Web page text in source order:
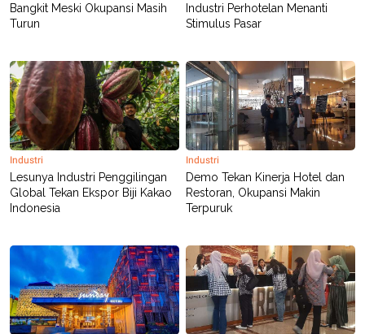
Bangkit Meski Okupansi Masih
Turun
Industri Perhotelan Menanti
Stimulus Pasar
Industri
Lesunya Industri Penggilingan
Global Tekan Ekspor Biji Kakao
Indonesia
Industri
Demo Tekan Kinerja Hotel dan
Restoran, Okupansi Makin
Terpuruk